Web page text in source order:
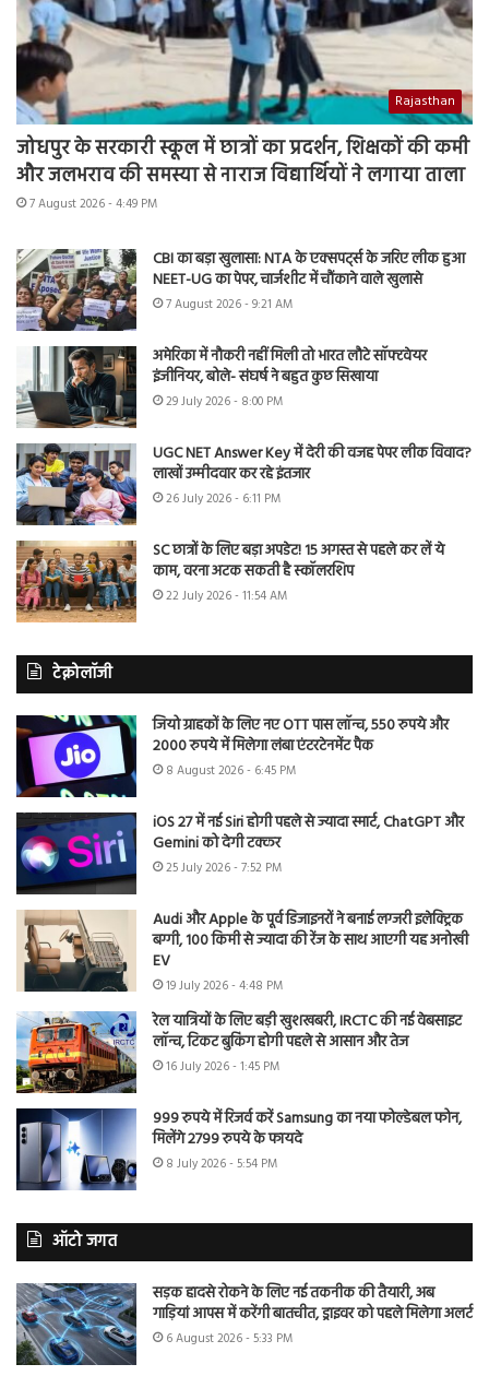
Rajasthan
जोधपुर के सरकारी स्कूल में छात्रों का प्रदर्शन, शिक्षकों की कमी
और जलभराव की समस्या से नाराज विद्यार्थियों ने लगाया ताला
7 August 2026 - 4:49 PM
CBI का बड़ा खुलासा: NTA के एक्सपर्ट्स के जरिए लीक हुआ
NEET-UG का पेपर, चार्जशीट में चौंकाने वाले खुलासे
7 August 2026 - 9:21 AM
अमेरिका में नौकरी नहीं मिली तो भारत लौटे सॉफ्टवेयर
इंजीनियर, बोले- संघर्ष ने बहुत कुछ सिखाया
29 July 2026 - 8:00 PM
UGC NET Answer Key में देरी की वजह पेपर लीक विवाद?
लाखों उम्मीदवार कर रहे इंतजार
26 July 2026 - 6:11 PM
SC छात्रों के लिए बड़ा अपडेट! 15 अगस्त से पहले कर लें ये
काम, वरना अटक सकती है स्कॉलरशिप
22 July 2026 - 11:54 AM
टेक्नोलॉजी
जियो ग्राहकों के लिए नए OTT पास लॉन्च, 550 रुपये और
2000 रुपये में मिलेगा लंबा एंटरटेनमेंट पैक
8 August 2026 - 6:45 PM
iOS 27 में नई Siri होगी पहले से ज्यादा स्मार्ट, ChatGPT और
Gemini को देगी टक्कर
25 July 2026 - 7:52 PM
Audi और Apple के पूर्व डिजाइनरों ने बनाई लग्जरी इलेक्ट्रिक
बग्गी, 100 किमी से ज्यादा की रेंज के साथ आएगी यह अनोखी
EV
19 July 2026 - 4:48 PM
रेल यात्रियों के लिए बड़ी खुशखबरी, IRCTC की नई वेबसाइट
लॉन्च, टिकट बुकिंग होगी पहले से आसान और तेज
16 July 2026 - 1:45 PM
999 रुपये में रिजर्व करें Samsung का नया फोल्डेबल फोन,
मिलेंगे 2799 रुपये के फायदे
8 July 2026 - 5:54 PM
ऑटो जगत
सड़क हादसे रोकने के लिए नई तकनीक की तैयारी, अब
गाड़ियां आपस में करेंगी बातचीत, ड्राइवर को पहले मिलेगा अलर्ट
6 August 2026 - 5:33 PM